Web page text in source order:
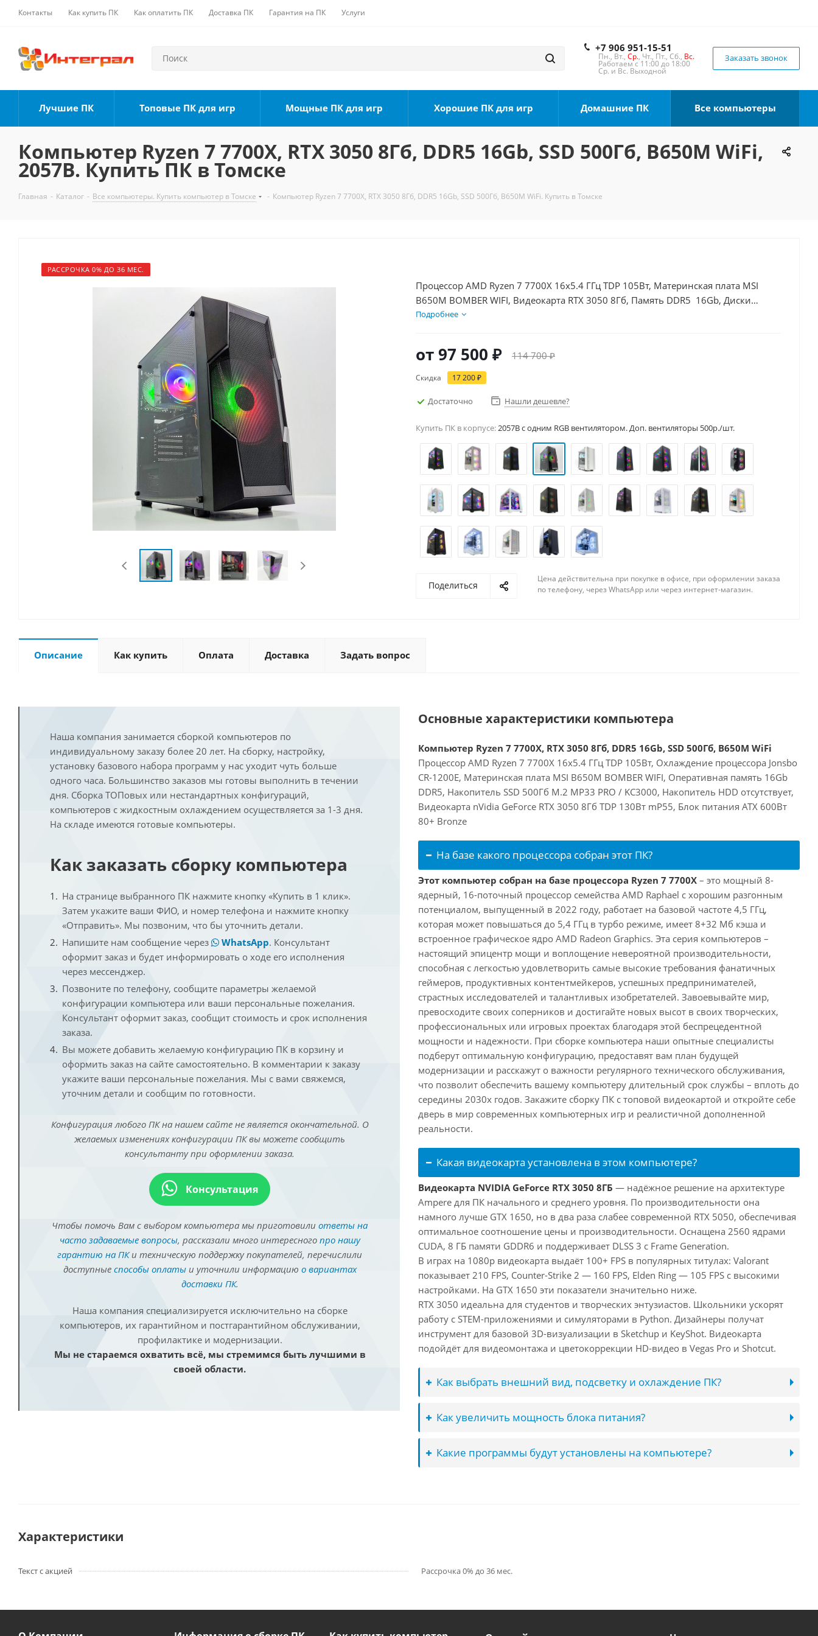
Контакты Как купить ПК Как оплатить ПК Доставка ПК Гарантия на ПК Услуги
+7 906 951-15-51
Пн., Вт., Ср., Чт., Пт., Сб., Вс.
Работаем с 11:00 до 18:00
Ср. и Вс. Выходной
Заказать звонок
Лучшие ПК Топовые ПК для игр Мощные ПК для игр Хорошие ПК для игр Домашние ПК Все компьютеры
Компьютер Ryzen 7 7700X, RTX 3050 8Гб, DDR5 16Gb, SSD 500Гб, B650M WiFi,
2057B. Купить ПК в Томске
Главная - Каталог - Все компьютеры. Купить компьютер в Томске - Компьютер Ryzen 7 7700X, RTX 3050 8Гб, DDR5 16Gb, SSD 500Гб, B650M WiFi. Купить в Томске
РАССРОЧКА 0% ДО 36 МЕС.
Процессор AMD Ryzen 7 7700X 16x5.4 ГГц TDP 105Вт, Материнская плата MSI
B650M BOMBER WIFI, Видеокарта RTX 3050 8Гб, Память DDR5 16Gb, Диски
SSD 500Гб, БП 600Вт
Подробнее
от97 500 ₽ 114 700 ₽
Скидка 17 200 ₽
Достаточно Нашли дешевле?
Купить ПК в корпусе:2057B c одним RGB вентилятором. Доп. вентиляторы 500р./шт.
Поделиться
Цена действительна при покупке в офисе, при оформлении заказа
по телефону, через WhatsApp или через интернет-магазин.
Описание Как купить Оплата Доставка Задать вопрос
Наша компания занимается сборкой компьютеров по
индивидуальному заказу более 20 лет. На сборку, настройку,
установку базового набора программ у нас уходит чуть больше
одного часа. Большинство заказов мы готовы выполнить в течении
дня. Сборка ТОПовых или нестандартных конфигураций,
компьютеров с жидкостным охлаждением осуществляется за 1-3 дня.
На складе имеются готовые компьютеры.
Как заказать сборку компьютера
На странице выбранного ПК нажмите кнопку «Купить в 1 клик».
Затем укажите ваши ФИО, и номер телефона и нажмите кнопку
«Отправить». Мы позвоним, что бы уточнить детали.
Напишите нам сообщение через
WhatsApp. Консультант
оформит заказ и будет информировать о ходе его исполнения
через мессенджер.
Позвоните по телефону, сообщите параметры желаемой
конфигурации компьютера или ваши персональные пожелания.
Консультант оформит заказ, сообщит стоимость и срок исполнения
заказа.
Вы можете добавить желаемую конфигурацию ПК в корзину и
оформить заказ на сайте самостоятельно. В комментарии к заказу
укажите ваши персональные пожелания. Мы с вами свяжемся,
уточним детали и сообщим по готовности.
Конфигурация любого ПК на нашем сайте не является окончательной. О
желаемых изменениях конфигурации ПК вы можете сообщить
консультанту при оформлении заказа.
Консультация
Чтобы помочь Вам с выбором компьютера мы приготовили ответы на
часто задаваемые вопросы, рассказали много интересного про нашу
гарантию на ПКи техническую поддержку покупателей, перечислили
доступные способы оплатыи уточнили информацию о вариантах
доставки ПК.
Наша компания специализируется исключительно на сборке
компьютеров, их гарантийном и постгарантийном обслуживании,
профилактике и модернизации.
Мы не стараемся охватить всё, мы стремимся быть лучшими в
своей области.
Основные характеристики компьютера
Компьютер Ryzen 7 7700X, RTX 3050 8Гб, DDR5 16Gb, SSD 500Гб, B650M WiFi
Процессор AMD Ryzen 7 7700X 16x5.4 ГГц TDP 105Вт, Охлаждение процессора Jonsbo
CR-1200E, Материнская плата MSI B650M BOMBER WIFI, Оперативная память 16Gb
DDR5, Накопитель SSD 500Гб M.2 MP33 PRO / KC3000, Накопитель HDD отсутствует,
Видеокарта nVidia GeForce RTX 3050 8Гб TDP 130Вт mP55, Блок питания ATX 600Вт
80+ Bronze
На базе какого процессора собран этот ПК?
Этот компьютер собран на базе процессора Ryzen 7 7700X – это мощный 8-
ядерный, 16-поточный процессор семейства AMD Raphael с хорошим разгонным
потенциалом, выпущенный в 2022 году, работает на базовой частоте 4,5 ГГц,
которая может повышаться до 5,4 ГГц в турбо режиме, имеет 8+32 Мб кэша и
встроенное графическое ядро AMD Radeon Graphics. Эта серия компьютеров –
настоящий эпицентр мощи и воплощение невероятной производительности,
способная с легкостью удовлетворить самые высокие требования фанатичных
геймеров, продуктивных контентмейкеров, успешных предпринимателей,
страстных исследователей и талантливых изобретателей. Завоевывайте мир,
превосходите своих соперников и достигайте новых высот в своих творческих,
профессиональных или игровых проектах благодаря этой беспрецедентной
мощности и надежности. При сборке компьютера наши опытные специалисты
подберут оптимальную конфигурацию, предоставят вам план будущей
модернизации и расскажут о важности регулярного технического обслуживания,
что позволит обеспечить вашему компьютеру длительный срок службы – вплоть до
середины 2030х годов. Закажите сборку ПК с топовой видеокартой и откройте себе
дверь в мир современных компьютерных игр и реалистичной дополненной
реальности.
Какая видеокарта установлена в этом компьютере?
Видеокарта NVIDIA GeForce RTX 3050 8ГБ — надёжное решение на архитектуре
Ampere для ПК начального и среднего уровня. По производительности она
намного лучше GTX 1650, но в два раза слабее современной RTX 5050, обеспечивая
оптимальное соотношение цены и производительности. Оснащена 2560 ядрами
CUDA, 8 ГБ памяти GDDR6 и поддерживает DLSS 3 с Frame Generation.
В играх на 1080p видеокарта выдаёт 100+ FPS в популярных титулах: Valorant
показывает 210 FPS, Counter-Strike 2 — 160 FPS, Elden Ring — 105 FPS с высокими
настройками. На GTX 1650 эти показатели значительно ниже.
RTX 3050 идеальна для студентов и творческих энтузиастов. Школьники ускорят
работу с STEM-приложениями и симуляторами в Python. Дизайнеры получат
инструмент для базовой 3D-визуализации в Sketchup и KeyShot. Видеокарта
подойдёт для видеомонтажа и цветокоррекции HD-видео в Vegas Pro и Shotcut.
Как выбрать внешний вид, подсветку и охлаждение ПК?
Как увеличить мощность блока питания?
Какие программы будут установлены на компьютере?
Характеристики
Текст с акцией Рассрочка 0% до 36 мес.